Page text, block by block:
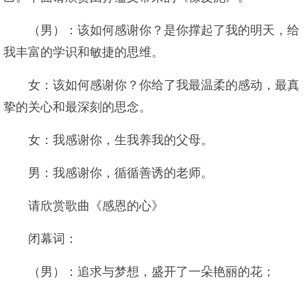
（男）：该如何感谢你？是你撑起了我的明天，给
我丰富的学识和敏捷的思维。
女：该如何感谢你？你给了我最温柔的感动，最真
挚的关心和最深刻的思念。
女：我感谢你，生我养我的父母。
男：我感谢你，循循善诱的老师。
请欣赏歌曲《感恩的心》
闭幕词：
（男）：追求与梦想，盛开了一朵艳丽的花；